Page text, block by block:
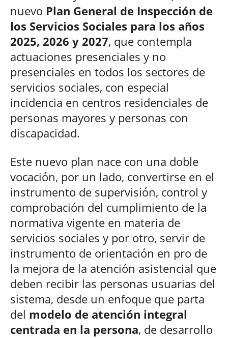
nuevo Plan General de Inspección de
los Servicios Sociales para los años
2025, 2026 y 2027, que contempla
actuaciones presenciales y no
presenciales en todos los sectores de
servicios sociales, con especial
incidencia en centros residenciales de
personas mayores y personas con
discapacidad.
Este nuevo plan nace con una doble
vocación, por un lado, convertirse en el
instrumento de supervisión, control y
comprobación del cumplimiento de la
normativa vigente en materia de
servicios sociales y por otro, servir de
instrumento de orientación en pro de
la mejora de la atención asistencial que
deben recibir las personas usuarias del
sistema, desde un enfoque que parta
del modelo de atención integral
centrada en la persona, de desarrollo